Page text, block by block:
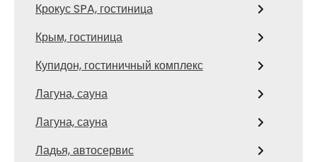
Крокус SPA, гостиница
Крым, гостиница
Купидон, гостиничный комплекс
Лагуна, сауна
Лагуна, сауна
Ладья, автосервис